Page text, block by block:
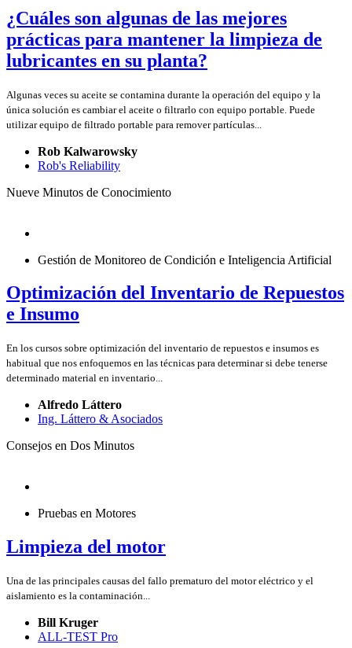
¿Cuáles son algunas de las mejores
prácticas para mantener la limpieza de
lubricantes en su planta?
Algunas veces su aceite se contamina durante la operación del equipo y la
única solución es cambiar el aceite o filtrarlo con equipo portable. Puede
utilizar equipo de filtrado portable para remover partículas...
Rob Kalwarowsky
Rob's Reliability
Nueve Minutos de Conocimiento
Gestión de Monitoreo de Condición e Inteligencia Artificial
Optimización del Inventario de Repuestos
e Insumo
En los cursos sobre optimización del inventario de repuestos e insumos es
habitual que nos enfoquemos en las técnicas para determinar si debe tenerse
determinado material en inventario...
Alfredo Láttero
Ing. Láttero & Asociados
Consejos en Dos Minutos
Pruebas en Motores
Limpieza del motor
Una de las principales causas del fallo prematuro del motor eléctrico y el
aislamiento es la contaminación...
Bill Kruger
ALL-TEST Pro